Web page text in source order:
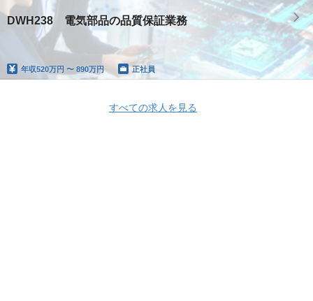
DWH238 電気部品の品質保証業務
年収520万円 〜 890万円 正社員
すべての求人を見る